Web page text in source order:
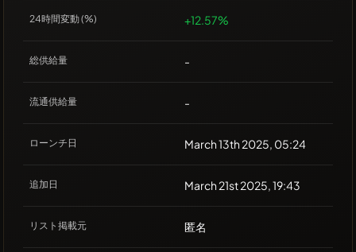
24時間変動 (%) +12.57%
総供給量 -
流通供給量 -
ローンチ日 March 13th 2025, 05:24
追加日 March 21st 2025, 19:43
リスト掲載元 匿名